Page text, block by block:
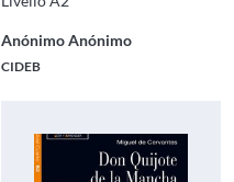
Anónimo Anónimo
CIDEB